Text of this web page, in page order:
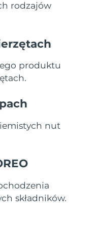
rodzajów
produktu
nut
składników.
czas dostawy
czas dostawy
czas dostawy
czas dostawy